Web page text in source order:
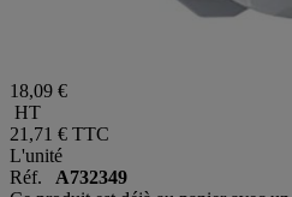
18,09 €
HT
21,71 €
L'unité